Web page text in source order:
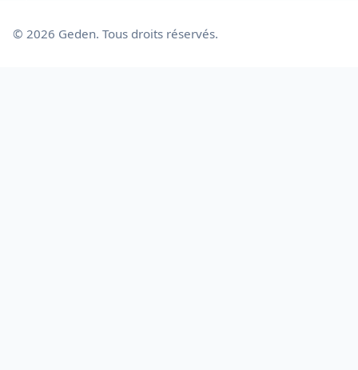
© 2026 Geden. Tous droits réservés.